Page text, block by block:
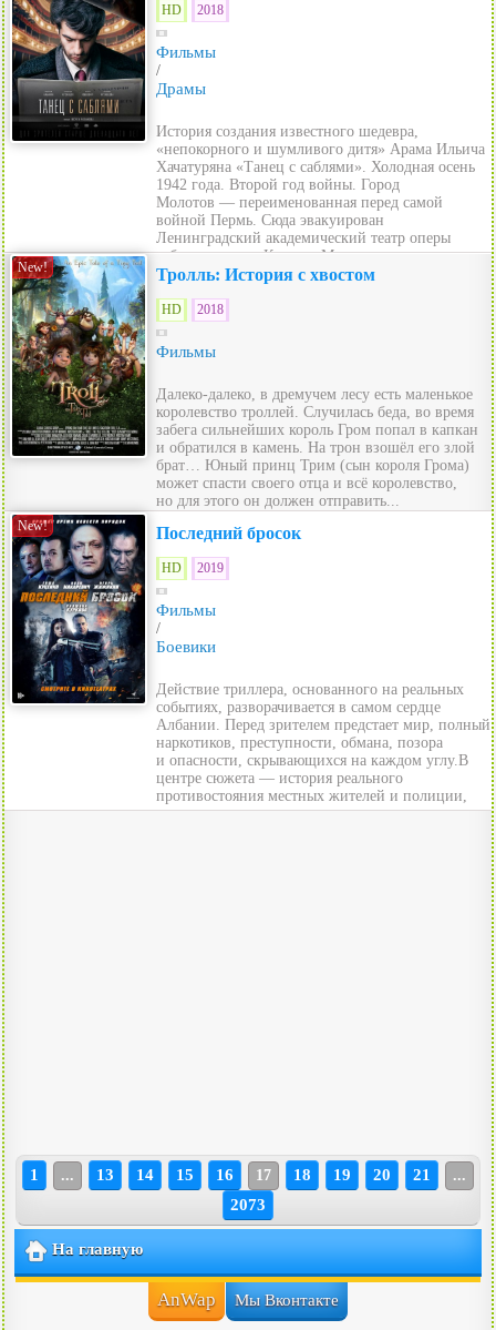
HD 2018
Фильмы
/
Драмы
История создания известного шедевра,
«непокорного и шумливого дитя» Арама Ильича
Хачатуряна «Танец с саблями». Холодная осень
1942 года. Второй год войны. Город
Молотов — переименованная перед самой
войной Пермь. Сюда эвакуирован
Ленинградский академический театр оперы
и балета имени Кирова. Мир теа...
New! Тролль: История с хвостом
HD 2018
Фильмы
Далеко-далеко, в дремучем лесу есть маленькое
королевство троллей. Случилась беда, во время
забега сильнейших король Гром попал в капкан
и обратился в камень. На трон взошёл его злой
брат… Юный принц Трим (сын короля Грома)
может спасти своего отца и всё королевство,
но для этого он должен отправить...
New! Последний бросок
HD 2019
Фильмы
/
Боевики
Действие триллера, основанного на реальных
событиях, разворачивается в самом сердце
Албании. Перед зрителем предстает мир, полный
наркотиков, преступности, обмана, позора
и опасности, скрывающихся на каждом углу.В
центре сюжета — история реального
противостояния местных жителей и полиции,
которая пы...
1 ... 13 14 15 16 17 18 19 20 21 ...
2073
На главную
AnWap Мы Вконтакте